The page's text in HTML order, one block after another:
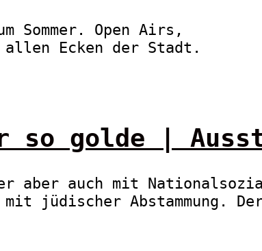
Open Airs,
allen Ecken der Stadt.
so golde |
aber auch mit
jüdischer Abstammung.